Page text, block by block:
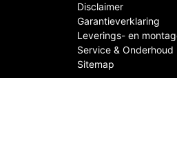
Disclaimer
Garantieverklaring
Leverings- en
Service & Onderhoud
Sitemap